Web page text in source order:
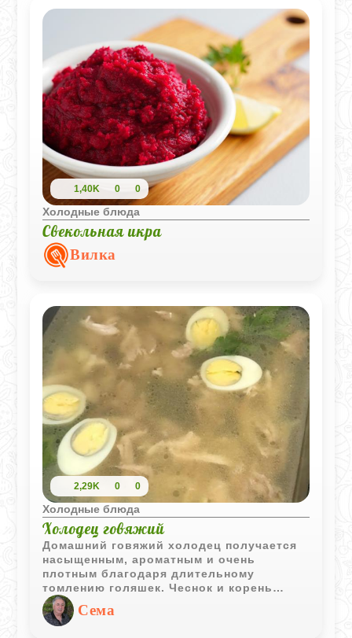
текстурой. Паштет отлично подходит для
тостов, крекеров или лёгких перекусов и
прекрасно хранится в холодильнике,
становясь только вкуснее.
1,40K 0 0
Холодные блюда
Свекольная икра
Вилка
2,29K 0 0
Холодные блюда
Холодец говяжий
Домашний говяжий холодец получается
насыщенным, ароматным и очень
плотным благодаря длительному
томлению голяшек. Чеснок и корень
петрушки делают вкус особенно
выразительным, а прозрачный бульон
отлично держит форму после
Сема